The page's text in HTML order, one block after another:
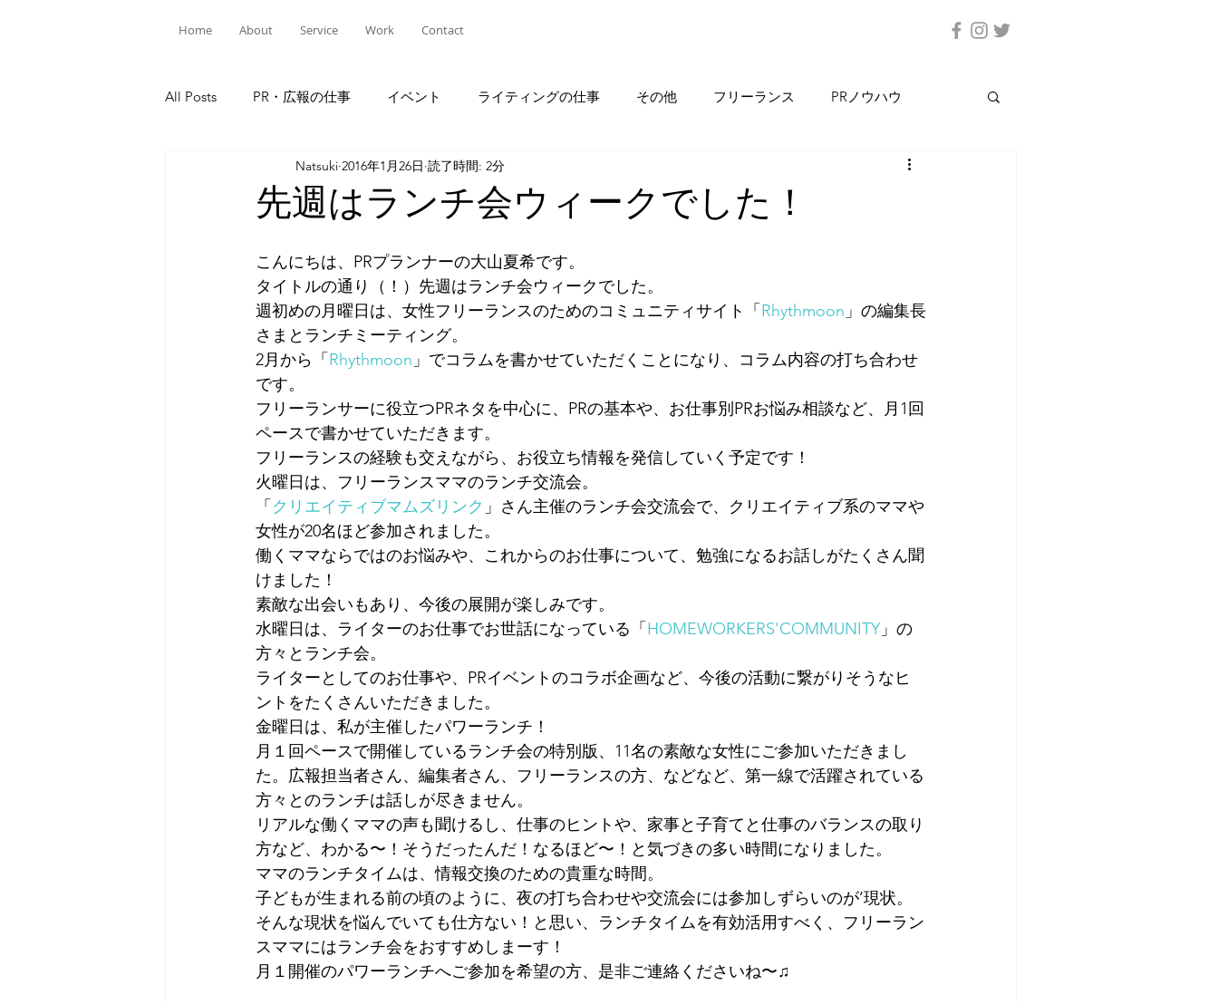
Home About Service Work Contact
All Posts PR・広報の仕事 イベント ライティングの仕事 その他 フリーランス PRノウハウ
先週はランチ会ウィークでした！
Natsuki 2016年1月26日 読了時間: 2分
こんにちは、PRプランナーの大山夏希です。
タイトルの通り（！）先週はランチ会ウィークでした。
週初めの月曜日は、女性フリーランスのためのコミュニティサイト「 Rhythmoon 」の編集長
さまとランチミーティング。
2月から「 Rhythmoon 」でコラムを書かせていただくことになり、コラム内容の打ち合わせ
です。
フリーランサーに役立つPRネタを中心に、PRの基本や、お仕事別PRお悩み相談など、月1回
ペースで書かせていただきます。
フリーランスの経験も交えながら、お役立ち情報を発信していく予定です！
火曜日は、フリーランスママのランチ交流会。
「 クリエイティブマムズリンク 」さん主催のランチ会交流会で、クリエイティブ系のママや
女性が20名ほど参加されました。
働くママならではのお悩みや、これからのお仕事について、勉強になるお話しがたくさん聞
けました！
素敵な出会いもあり、今後の展開が楽しみです。
水曜日は、ライターのお仕事でお世話になっている「 HOMEWORKERS'COMMUNITY」の
方々とランチ会。
ライターとしてのお仕事や、PRイベントのコラボ企画など、今後の活動に繋がりそうなヒ
ントをたくさんいただきました。
金曜日は、私が主催したパワーランチ！
月１回ペースで開催しているランチ会の特別版、11名の素敵な女性にご参加いただきまし
た。広報担当者さん、編集者さん、フリーランスの方、などなど、第一線で活躍されている
方々とのランチは話しが尽きません。
リアルな働くママの声も聞けるし、仕事のヒントや、家事と子育てと仕事のバランスの取り
方など、わかる〜！そうだったんだ！なるほど〜！と気づきの多い時間になりました。
ママのランチタイムは、情報交換のための貴重な時間。
子どもが生まれる前の頃のように、夜の打ち合わせや交流会には参加しずらいのが’現状。
そんな現状を悩んでいても仕方ない！と思い、ランチタイムを有効活用すべく、フリーラン
スママにはランチ会をおすすめしまーす！
月１開催のパワーランチへご参加を希望の方、是非ご連絡くださいね〜♫